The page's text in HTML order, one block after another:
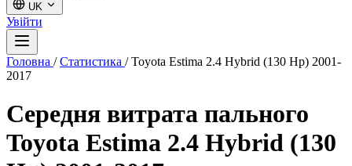
UK
Увійти
Головна / Статистика / Toyota Estima 2.4 Hybrid (130 Hp) 2001-
2017
Середня витрата пального
Toyota Estima 2.4 Hybrid (130